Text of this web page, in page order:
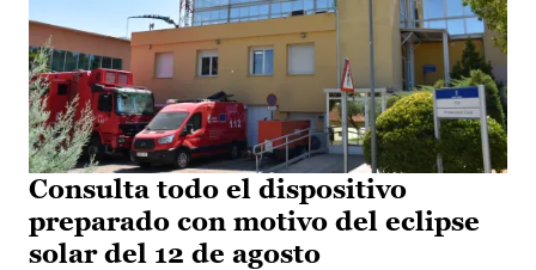
Consulta todo el dispositivo
preparado con motivo del eclipse
solar del 12 de agosto